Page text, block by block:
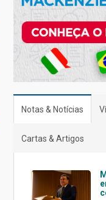
Notas & Notícias
Cartas & Artigos